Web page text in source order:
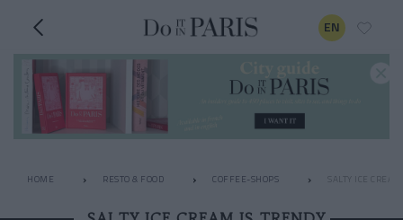
EN
HOME RESTO & FOOD COFFEE-SHOPS SALTY ICE